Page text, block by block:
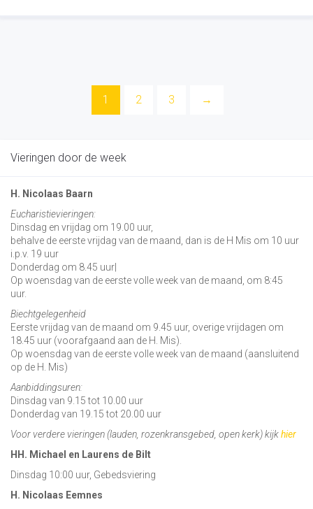
1 2 3 →
Vieringen door de week
H. Nicolaas Baarn
Eucharistievieringen:
Dinsdag en vrijdag om 19.00 uur,
behalve de eerste vrijdag van de maand, dan is de H Mis om 10 uur
i.p.v. 19 uur
Donderdag om 8.45 uur|
Op woensdag van de eerste volle week van de maand, om 8:45
uur.
Biechtgelegenheid
Eerste vrijdag van de maand om 9.45 uur, overige vrijdagen om
18.45 uur (voorafgaand aan de H. Mis).
Op woensdag van de eerste volle week van de maand (aansluitend
op de H. Mis)
Aanbiddingsuren:
Dinsdag van 9.15 tot 10.00 uur
Donderdag van 19.15 tot 20.00 uur
Voor verdere vieringen (lauden, rozenkransgebed, open kerk) kijkhier
HH. Michael en Laurens de Bilt
Dinsdag 10:00 uur, Gebedsviering
H. Nicolaas Eemnes